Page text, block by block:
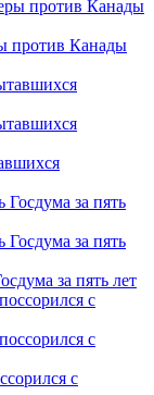
против Канады
за пять лет
с